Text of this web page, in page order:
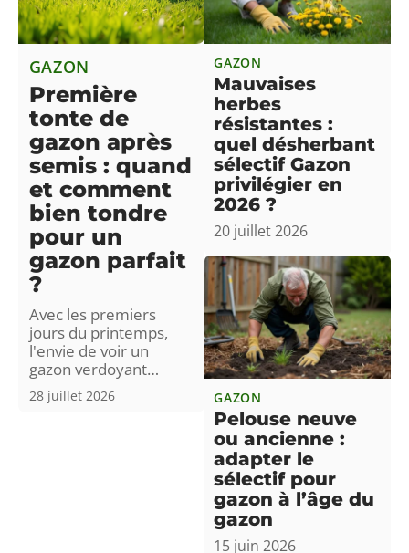
GAZON
Première
tonte de
gazon après
semis : quand
et comment
bien tondre
pour un
gazon parfait
?
Avec les premiers
jours du printemps,
l'envie de voir un
gazon verdoyant…
28 juillet 2026
GAZON
Mauvaises
herbes
résistantes :
quel désherbant
sélectif Gazon
privilégier en
2026 ?
20 juillet 2026
GAZON
Pelouse neuve
ou ancienne :
adapter le
sélectif pour
gazon à l’âge du
gazon
15 juin 2026